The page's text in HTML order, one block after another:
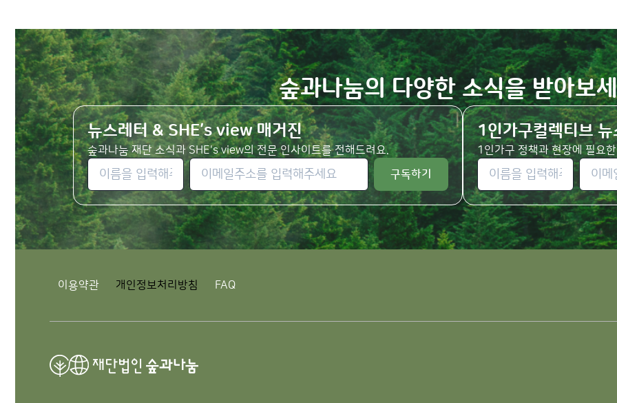
숲과나눔의 다양한 소식을 받아보
뉴스레터 & SHE’s view 매거진
숲과나눔 재단 소식과 SHE's view의 전문 인사이트를 전해드려요.
구독하기
1인가구컬렉티브 뉴
1인가구 정책과 현장에 필요
이용약관 개인정보처리방침 FAQ